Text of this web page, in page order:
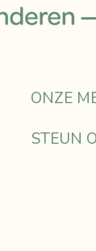
ONZE
STEUN